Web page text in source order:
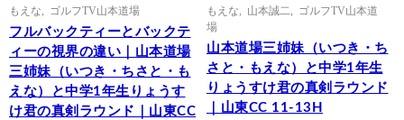
もえな
ゴルフTV山本道場
フルバックティーとバックテ
ィーの視界の違い｜山本道場
三姉妹（いつき・ちさと・も
えな）と中学1年生りょうす
け君の真剣ラウンド｜山東CC
もえな
山本誠二
ゴルフTV山本道
場
山本道場三姉妹（いつき・ち
さと・もえな）と中学1年生
りょうすけ君の真剣ラウンド
｜山東CC 11-13H